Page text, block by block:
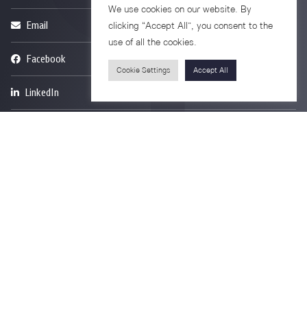
Email psy@chula.ac.th
Facebook Psychology CU
LinkedIn
We use cookies on our website. By
clicking “Accept All”, you consent to the
use of all the cookies.
Cookie Settings Accept All